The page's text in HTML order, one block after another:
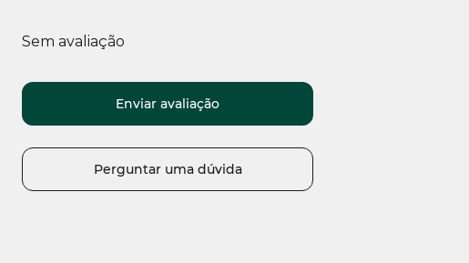
Sem avaliação
Enviar avaliação
Perguntar uma dúvida